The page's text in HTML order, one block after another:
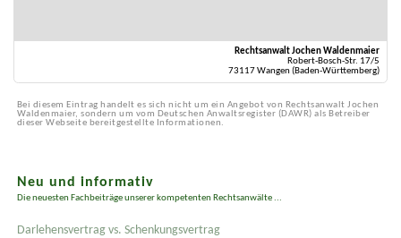
Rechtsanwalt Jochen Waldenmaier
Robert-Bosch-Str. 17/5
73117 Wangen (Baden-Württemberg)
Bei diesem Eintrag handelt es sich nicht um ein Angebot von Rechtsanwalt Jochen
Waldenmaier, sondern um vom Deutschen Anwaltsregister (DAWR) als Betreiber
dieser Webseite bereitgestellte Informationen.
Neu und informativ
Die neuesten Fachbeiträge unserer kompetenten Rechtsanwälte ...
Darlehensvertrag vs. Schenkungsvertrag